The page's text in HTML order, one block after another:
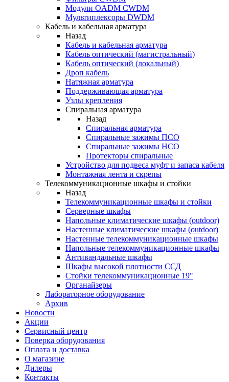
Модули OADM CWDM
Мультиплексоры DWDM
Кабель и кабельная арматура
Назад
Кабель и кабельная арматура
Кабель оптический (магистральный)
Кабель оптический (локальный)
Дроп кабель
Натяжная арматура
Поддерживающая арматура
Узлы крепления
Спиральная арматура
Назад
Спиральная арматура
Спиральные зажимы ПСО
Спиральные зажимы НСО
Протекторы спиральные
Устройство для подвеса муфт и запаса кабеля
Монтажная лента и скрепы
Телекоммуникационные шкафы и стойки
Назад
Телекоммуникационные шкафы и стойки
Серверные шкафы
Напольные климатические шкафы (outdoor)
Настенные климатические шкафы (outdoor)
Настенные телекоммуникационные шкафы
Напольные телекоммуникационные шкафы
Антивандальные шкафы
Шкафы высокой плотности ССД
Стойки телекоммуникационные 19"
Органайзеры
Лабораторное оборудование
Архив
Новости
Акции
Сервисный центр
Поверка оборудования
Оплата и доставка
О магазине
Дилеры
Контакты